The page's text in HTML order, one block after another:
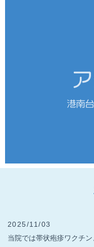
2025/11/03
当院では帯状疱疹ワクチ